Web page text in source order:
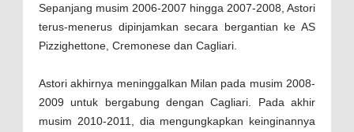
Sepanjang musim 2006-2007 hingga 2007-2008, Astori
terus-menerus dipinjamkan secara bergantian ke AS
Pizzighettone, Cremonese dan Cagliari.
Astori akhirnya meninggalkan Milan pada musim 2008-
2009 untuk bergabung dengan Cagliari. Pada akhir
musim 2010-2011, dia mengungkapkan keinginannya